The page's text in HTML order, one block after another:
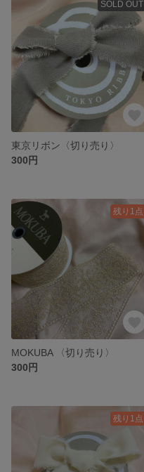
SOLD OUT
東京リボン〈切り売り〉
300円
残り1点
MOKUBA 〈切り売り〉
300円
残り1点